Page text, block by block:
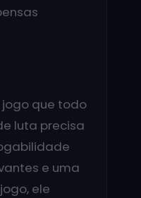
jogo que todo
luta precisa
e uma
ele